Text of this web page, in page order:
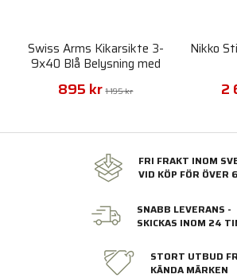
Swiss Arms Kikarsikte 3-
9x40 Blå Belysning med
Ringar
895 kr 1 195 kr
Nikko
2
FRI FRAKT INOM
VID KÖP FÖR ÖVER
SNABB LEVERANS -
SKICKAS INOM 24
STORT UTBUD
KÄNDA MÄRKEN